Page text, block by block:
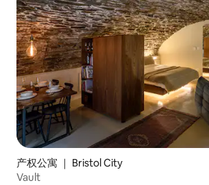
产权公寓 ｜ Bristol City
Vault